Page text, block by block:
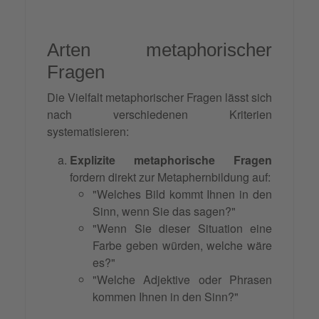
Arten metaphorischer
Fragen
Die Vielfalt metaphorischer Fragen lässt sich
nach verschiedenen Kriterien
systematisieren:
Explizite metaphorische Fragen
fordern direkt zur Metaphernbildung auf:
"Welches Bild kommt Ihnen in den
Sinn, wenn Sie das sagen?"
"Wenn Sie dieser Situation eine
Farbe geben würden, welche wäre
es?"
"Welche Adjektive oder Phrasen
kommen Ihnen in den Sinn?"